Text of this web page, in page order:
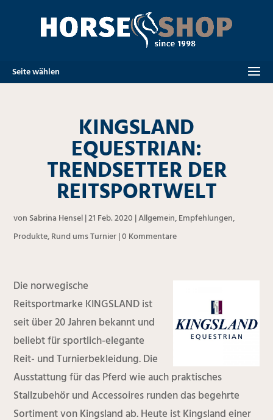
Seite wählen
KINGSLAND
EQUESTRIAN:
TRENDSETTER DER
REITSPORTWELT
von Sabrina Hensel|21 Feb. 2020 |Allgemein,Empfehlungen,
Produkte,Rund ums Turnier|0 Kommentare
Die norwegische
Reitsportmarke KINGSLAND ist
seit über 20 Jahren bekannt und
beliebt für sportlich-elegante
Reit- und Turnierbekleidung. Die
Ausstattung für das Pferd wie auch praktisches
Stallzubehör und Accessoires runden das begehrte
Sortiment von Kingsland ab. Heute ist Kingsland einer